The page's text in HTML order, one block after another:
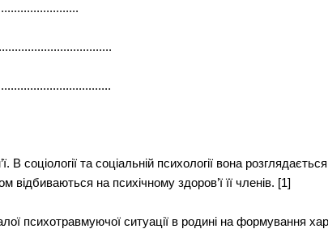
соціології та соціальній психології вона
відбиваються на психічному здоров’ї її членів. [1]
психотравмуючої ситуації в родині на формування